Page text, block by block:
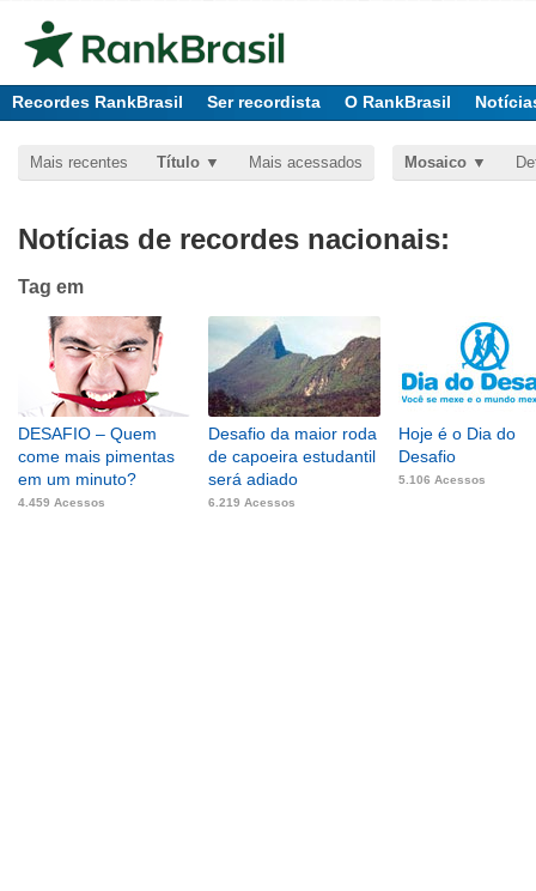
Recordes RankBrasil Ser recordista O RankBrasil
Mais recentes Título Mais acessados Mosaico
Notícias de recordes nacionais:
Tag em
DESAFIO – Quem
come mais pimentas
em um minuto?
4.459 Acessos
Desafio da maior roda
de capoeira estudantil
será adiado
6.219 Acessos
Hoje é o Dia do
Desafio
5.106 Acessos